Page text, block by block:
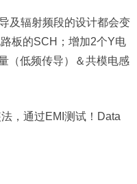
及辐射频段的设计都会变
板的SCH；增加2个Y电
（低频传导）＆共模电感
，通过EMI测试！Data